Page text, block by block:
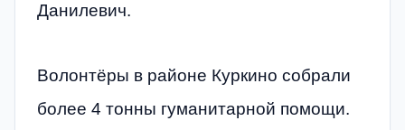
Данилевич.
Волонтёры в районе Куркино собрали
более 4 тонны гуманитарной помощи.